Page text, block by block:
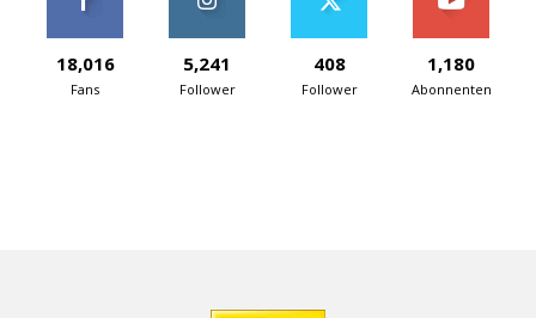
18,016
Fans
5,241
Follower
408
Follower
1,180
Abonnenten